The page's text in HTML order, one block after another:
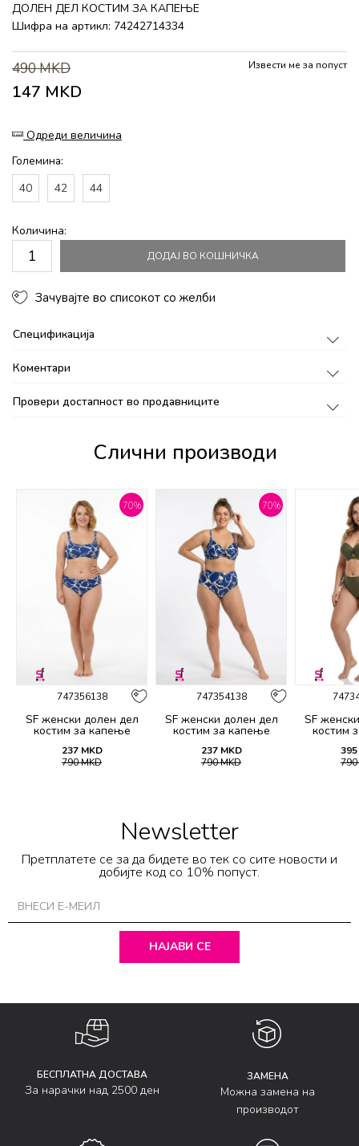
ДОЛЕН ДЕЛ КОСТИМ ЗА КАПЕЊЕ
Шифра на артикл: 74242714334
490MKD
147 MKD
Извести ме за попуст
Одреди величина
Големина:
40
42 44
Количина:
ДОДАЈ ВО КОШНИЧКА
Зачувајте во списокот со желби
Спецификација
Коментари
Провери достапност во продавниците
Слични производи
70%
747356138
SF женски долен дел
костим за капење
237 MKD
790MKD
70%
747354138
SF женски долен дел
костим за капење
237 MKD
790MKD
SF
костим
395
790
Newsletter
Претплатете се за да бидете во тек со сите новости и
добијте код со 10% попуст.
НАЈАВИ СЕ
БЕСПЛАТНА ДОСТАВА
За нарачки над 2500 ден
ЗАМЕНА
Можна замена на
производот